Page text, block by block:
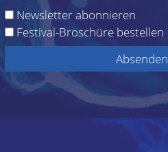
Newsletter abonnieren
Festival-Broschüre bestellen
Absenden